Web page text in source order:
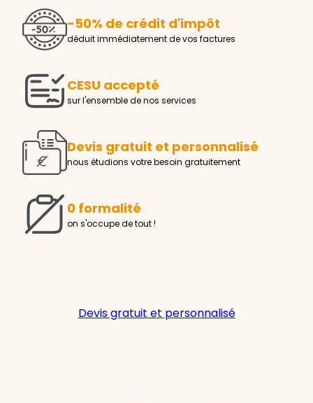
-50% de crédit d'impôt
déduit immédiatement de vos factures
CESU accepté
sur l'ensemble de nos services
Devis gratuit et personnalisé
nous étudions votre besoin gratuitement
0 formalité
on s'occupe de tout !
Devis gratuit et personnalisé